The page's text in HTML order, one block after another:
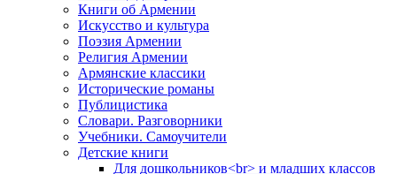
Книги об Армении
Иcкусство и культура
Поэзия Армении
Религия Армении
Армянские классики
Исторические романы
Публицистика
Словари. Разговорники
Учебники. Самоучители
Детские книги
Для дошкольников<br> и младших классов